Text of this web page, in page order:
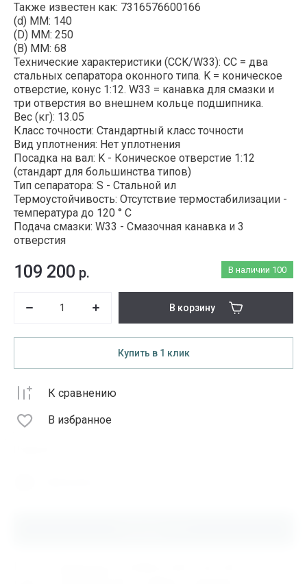
Также известен как: 7316576600166
(d) ММ: 140
(D) ММ: 250
(B) MM: 68
Технические характеристики (CCK/W33): CC = два
стальных сепаратора оконного типа. K = коническое
отверстие, конус 1:12. W33 = канавка для смазки и
три отверстия во внешнем кольце подшипника.
Вес (кг): 13.05
Класс точности: Стандартный класс точности
Вид уплотнения: Нет уплотнения
Посадка на вал: K - Коническое отверстие 1:12
(стандарт для большинства типов)
Тип сепаратора: S - Стальной ил
Термоустойчивость: Отсутствие термостабилизации -
температура до 120 ° C
Подача смазки: W33 - Смазочная канавка и 3
отверстия
В наличии 100
109 200 р.
В корзину
Купить в 1 клик
К сравнению
В избранное